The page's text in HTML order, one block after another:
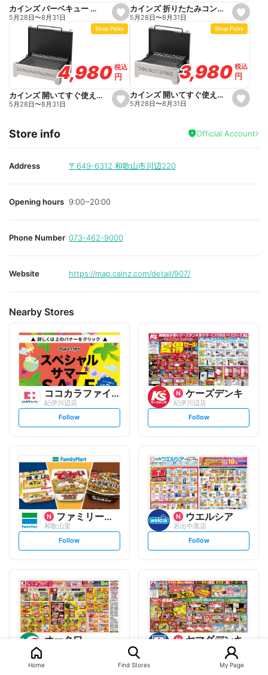
e
e
s
e
t
o
r
i
e
カインズ バーベキュー オーブンコンロ Koven コーブン
5月28日〜8月31日
s
e
t
o
r
i
e
カインズ 折りたたみコンパクトコンロ Patakon パタコン
5月28日〜8月31日
s
e
i
t
Shop Picks
4,980
4,980税込
税込
円
円
カインズ 開いてすぐ使えるバーベキューコンロ M
5月28日〜8月31日
s
e
a
Shop Picks
3,980
3,980 税込
税込
円
円
カインズ 開いてすぐ使えるバーベキューコンロ S
5月28日〜8月31日
Store info Official Account
Address 〒649-6312 和歌山市川辺220
Opening hours 9:00~20:00
Phone Number 073-462-9000
Website https://map.cainz.com/detail/907/
Nearby Stores
ココカラファイン
紀伊川辺店
s
t
l
o
w
Follow
ケーズデンキ
紀伊川辺店
s
t
l
o
w
Follow
ファミリーマート
和歌山里
s
t
l
o
w
Follow
ウエルシア
岩出中黒店
s
t
l
o
w
Follow
オークワ ヤマダデンキ
Home Find Stores My Page